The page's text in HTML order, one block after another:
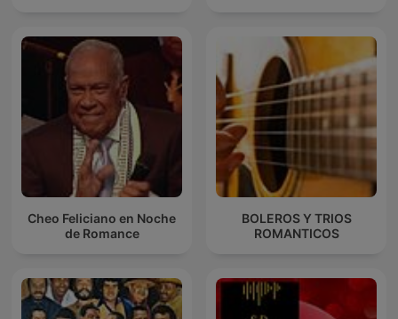
Cheo Feliciano en Noche
de Romance
BOLEROS Y TRIOS
ROMANTICOS